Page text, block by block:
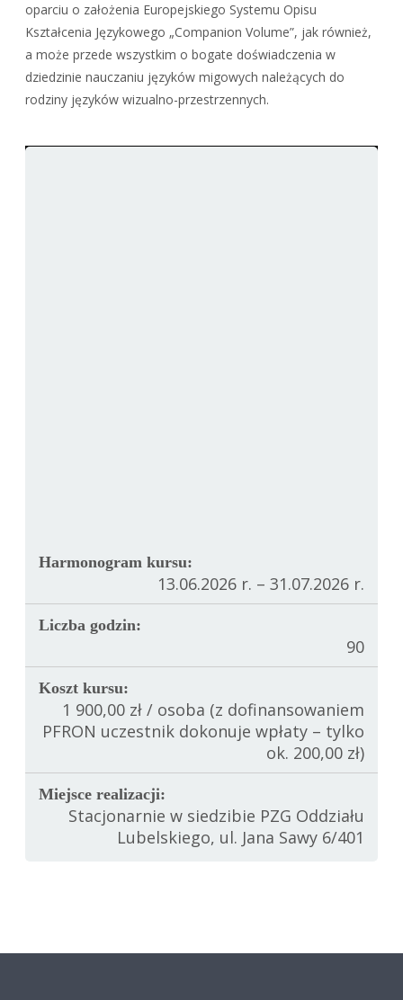
oparciu o założenia Europejskiego Systemu Opisu
Kształcenia Językowego „Companion Volume”, jak również,
a może przede wszystkim o bogate doświadczenia w
dziedzinie nauczaniu języków migowych należących do
rodziny języków wizualno-przestrzennych.
Harmonogram kursu:
13.06.2026 r. – 31.07.2026 r.
Liczba godzin:
90
Koszt kursu:
1 900,00 zł / osoba (z dofinansowaniem
PFRON uczestnik dokonuje wpłaty – tylko
ok. 200,00 zł)
Miejsce realizacji:
Stacjonarnie w siedzibie PZG Oddziału
Lubelskiego, ul. Jana Sawy 6/401